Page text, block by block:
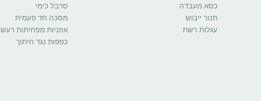
כסא מעבדה
תנור ייבוש
עגלות רשת
סרבל כימי
מסכה חד פעמית
אוזניות מפחיתות רעש
כפפות נגד חיתוך